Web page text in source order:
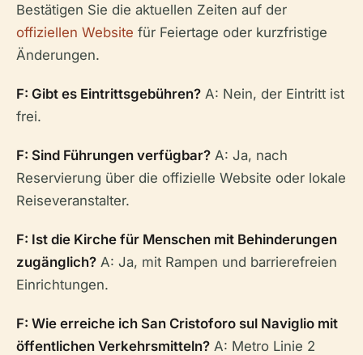
Bestätigen Sie die aktuellen Zeiten auf der
offiziellen Website für Feiertage oder kurzfristige
Änderungen.
F: Gibt es Eintrittsgebühren? A: Nein, der Eintritt ist
frei.
F: Sind Führungen verfügbar? A: Ja, nach
Reservierung über die offizielle Website oder lokale
Reiseveranstalter.
F: Ist die Kirche für Menschen mit Behinderungen
zugänglich? A: Ja, mit Rampen und barrierefreien
Einrichtungen.
F: Wie erreiche ich San Cristoforo sul Naviglio mit
öffentlichen Verkehrsmitteln? A: Metro Linie 2